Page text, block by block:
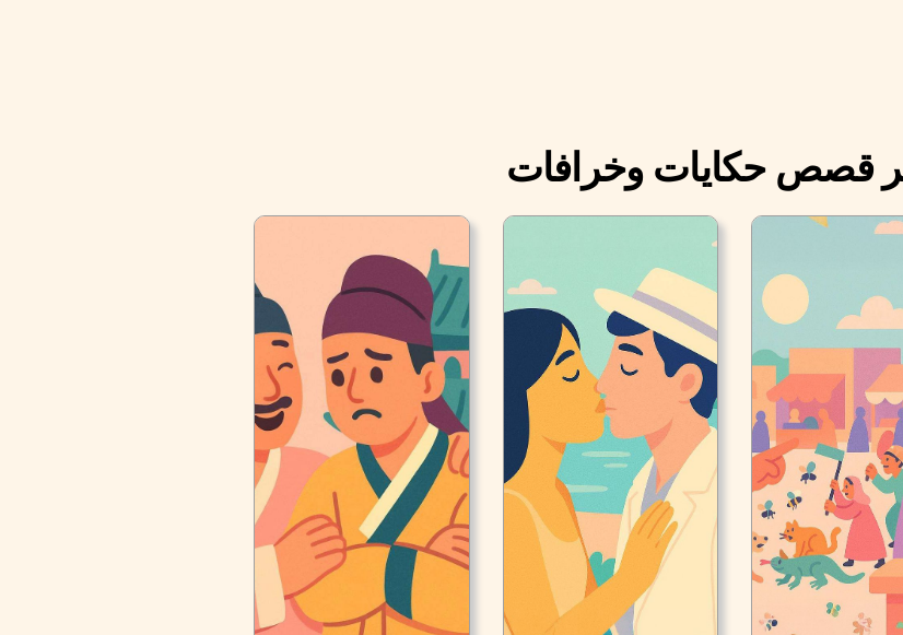
قصص حكايات وخرافات